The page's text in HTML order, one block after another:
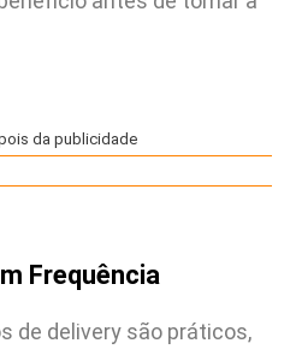
da publicidade
Frequência
de delivery são práticos,